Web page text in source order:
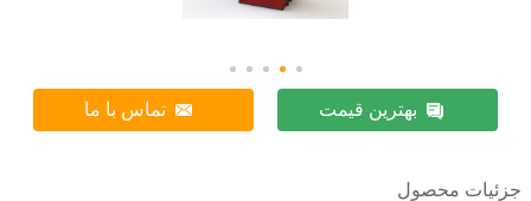
بهترین قیمت تماس با ما
جزئیات محصول